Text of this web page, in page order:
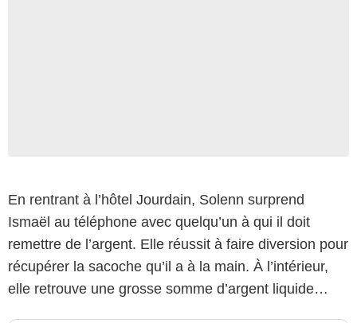
En rentrant à l’hôtel Jourdain, Solenn surprend
Ismaël au téléphone avec quelqu’un à qui il doit
remettre de l’argent. Elle réussit à faire diversion pour
récupérer la sacoche qu’il a à la main. À l’intérieur,
elle retrouve une grosse somme d’argent liquide…